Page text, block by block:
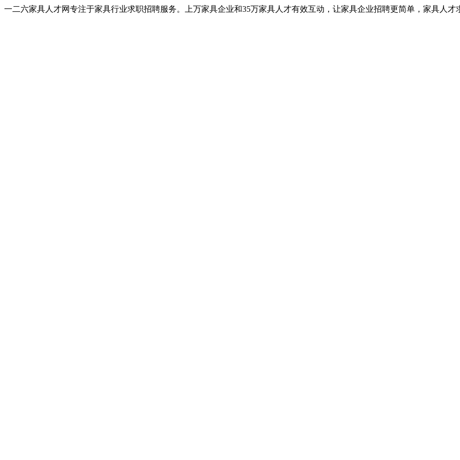
一二六家具人才网专注于家具行业求职招聘服务。上万家具企业和35万家具人才有效互动，让家具企业招聘更简单，家具人才